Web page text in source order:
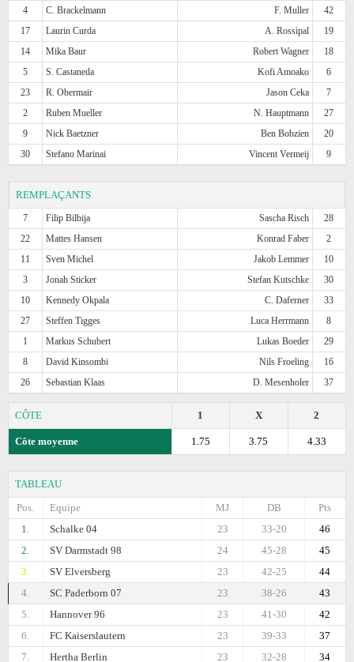
4
C. Brackelmann F. Muller
42
17
Laurin Curda A. Rossipal
19
14
Mika Baur Robert Wagner
18
5
S. Castaneda Kofi Amoako
6
23
R. Obermair Jason Ceka
7
2
Ruben Mueller N. Hauptmann
27
9
Nick Baetzner Ben Bobzien
20
30
Stefano Marinai Vincent Vermeij 9
REMPLAÇANTS
7 Filip Bilbija Sascha Risch
28
22
Mattes Hansen Konrad Faber
2
11
Sven Michel Jakob Lemmer
10
3
Jonah Sticker Stefan Kutschke
30
10
Kennedy Okpala C. Daferner
33
27
Steffen Tigges Luca Herrmann
8
1
Markus Schubert Lukas Boeder
29
8
David Kinsombi Nils Froeling
16
26
Sebastian Klaas D. Mesenholer 37
CÔTE 2
X
1
Côte moyenne 4.33
3.75
1.75
TABLEAU
Pos.
Equipe Pts
DB
MJ
1.
Schalke 04 46
33-20
23
2.
SV Darmstadt 98 45
45-28
24
3.
SV Elversberg 44
42-25
23
4.
SC Paderborn 07 43
38-26
23
5.
Hannover 96 42
41-30
23
6.
FC Kaiserslautern 37
39-33
23
7.
Hertha Berlin 34
32-28
23